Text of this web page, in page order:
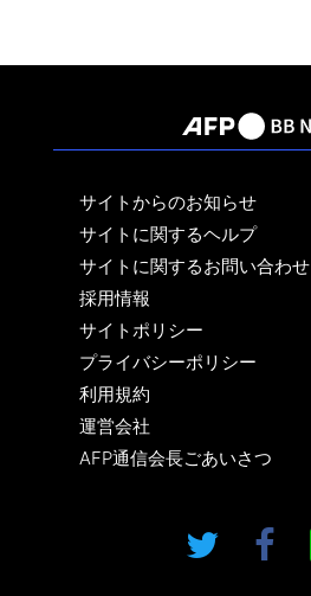
サイトからのお知らせ
サイトに関するヘルプ
サイトに関するお問い合わせ
採用情報
サイトポリシー
プライバシーポリシー
利用規約
運営会社
AFP通信会長ごあいさつ